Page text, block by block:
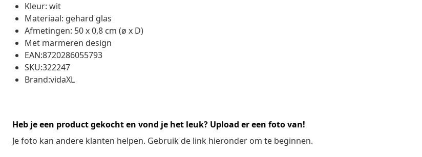
Kleur: wit
Materiaal: gehard glas
Afmetingen: 50 x 0,8 cm (ø x D)
Met marmeren design
EAN:8720286055793
SKU:322247
Brand:vidaXL
Heb je een product gekocht en vond je het leuk? Upload er een foto van!
Je foto kan andere klanten helpen. Gebruik de link hieronder om te beginnen.